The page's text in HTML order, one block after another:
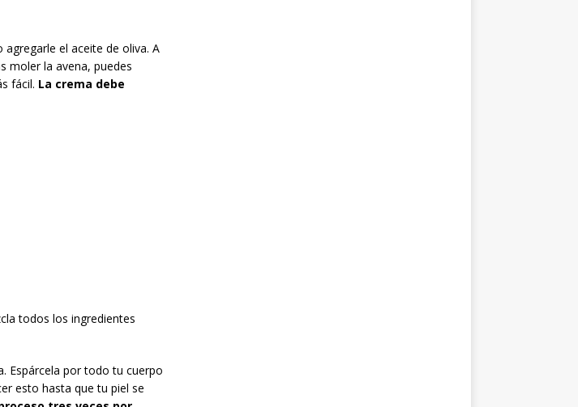
el aceite de oliva. A
moler la avena, puedes
fácil. La crema debe
todos los ingredientes
Espárcela por todo tu cuerpo
esto hasta que tu piel se